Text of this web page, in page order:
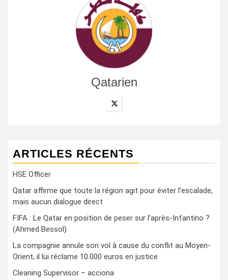
Qatarien
ARTICLES RÉCENTS
HSE Officer
Qatar affirme que toute la région agit pour éviter l’escalade,
mais aucun dialogue direct
FIFA : Le Qatar en position de peser sur l’après-Infantino ?
(Ahmed Bessol)
La compagnie annule son vol à cause du conflit au Moyen-
Orient, il lui réclame 10.000 euros en justice
Cleaning Supervisor – acciona